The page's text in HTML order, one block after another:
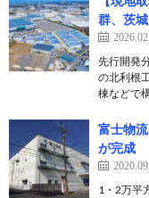
群、茨
先行開発
の北利根
棟などで
富士物
が完成
1・2万平